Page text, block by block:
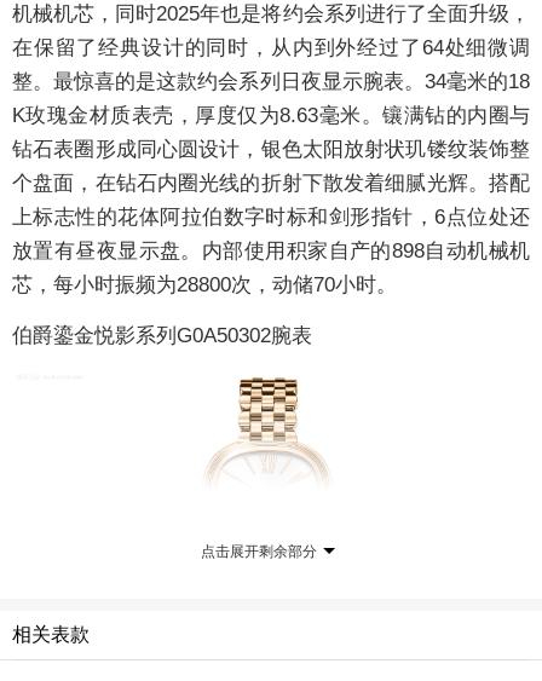
机械机芯，同时2025年也是将约会系列进行了全面升级，
在保留了经典设计的同时，从内到外经过了64处细微调
整。最惊喜的是这款约会系列日夜显示腕表。34毫米的18
K玫瑰金材质表壳，厚度仅为8.63毫米。镶满钻的内圈与
钻石表圈形成同心圆设计，银色太阳放射状玑镂纹装饰整
个盘面，在钻石内圈光线的折射下散发着细腻光辉。搭配
上标志性的花体阿拉伯数字时标和剑形指针，6点位处还
放置有昼夜显示盘。内部使用积家自产的898自动机械机
芯，每小时振频为28800次，动储70小时。
伯爵鎏金悦影系列G0A50302腕表
点击展开剩余部分
相关表款